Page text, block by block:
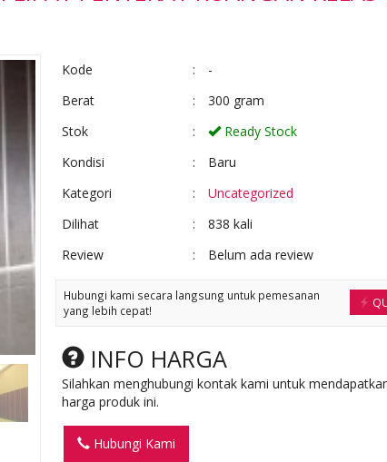
Kode :
-
Berat
:
300 gram
Stok
:
Ready Stock
Kondisi
:
Baru
Kategori
:
Uncategorized
Dilihat
:
838 kali
Review
: Belum ada review
Hubungi kami secara langsung untuk pemesanan
yang lebih cepat!
INFO HARGA
Silahkan menghubungi kontak kami untuk
harga produk ini.
Hubungi Kami